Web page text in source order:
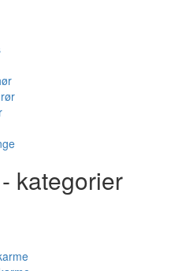
kategorier